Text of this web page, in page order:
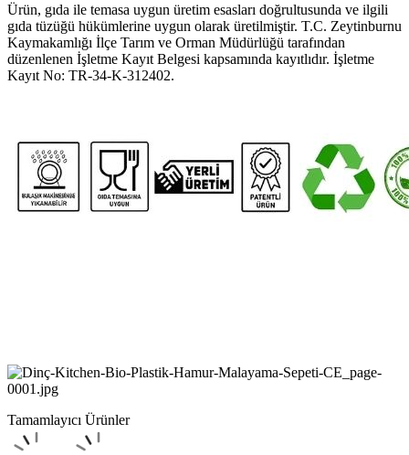
Ürün, gıda ile temasa uygun üretim esasları doğrultusunda ve ilgili
gıda tüzüğü hükümlerine uygun olarak üretilmiştir. T.C. Zeytinburnu
Kaymakamlığı İlçe Tarım ve Orman Müdürlüğü tarafından
düzenlenen İşletme Kayıt Belgesi kapsamında kayıtlıdır. İşletme
Kayıt No: TR-34-K-312402.
Tamamlayıcı Ürünler